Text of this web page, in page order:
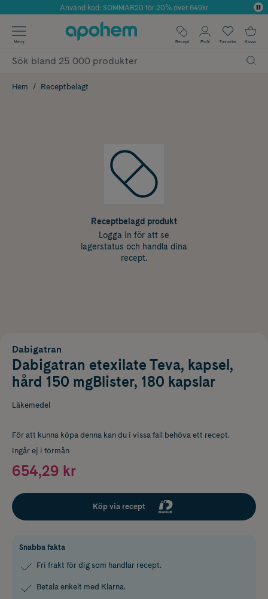
Årets Butik 2025 inom Skönhet
Använd kod: SOMMAR20 för 20% över 649kr
✓ Fri frakt
✓ Poäng på alla köp*
Meny Recept Profil Favoriter Kassa
Hem Receptbelagt
Receptbelagd produkt
Logga in för att se
lagerstatus och handla dina
recept.
Dabigatran
Dabigatran etexilate Teva, kapsel,
hård 150 mgBlister, 180 kapslar
Läkemedel
För att kunna köpa denna kan du i vissa fall behöva ett recept.
Ingår ej i förmån
654,29 kr
Köp via recept
Snabba fakta
Fri frakt för dig som handlar recept.
Betala enkelt med Klarna.